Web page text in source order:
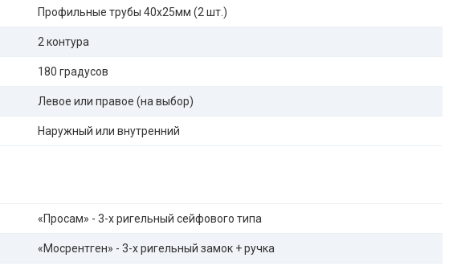
Профильные трубы 40х25мм (2 шт.)
2 контура
180 градусов
Левое или правое (на выбор)
Наружный или внутренний
«Просам» - 3-х ригельный сейфового типа
«Мосрентген» - 3-х ригельный замок + ручка